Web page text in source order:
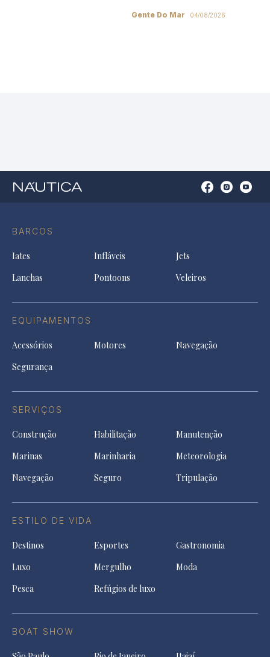
Gente Do Mar 04/08/2026
BARCOS
Iates Infláveis
Jets
Lanchas
Pontoons Veleiros
EQUIPAMENTOS
Acessórios Motores
Navegação
Segurança
SERVIÇOS
Construção Habilitação
Manutenção
Marinas
Marinharia
Meteorologia
Navegação
Seguro Tripulação
ESTILO DE VIDA
Destinos Esportes
Gastronomia
Luxo
Mergulho
Moda
Pesca
Refúgios de luxo
BOAT SHOW
OpenOpenOpen